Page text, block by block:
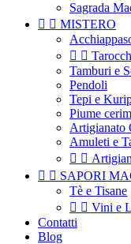
Sagrada
  MISTERO
 
Tamburi e
Pendoli
Tepi e
Piume
Artigianato
Amuleti e
 
  SAPORI
Tè e Tisane
  Vini e
Contatti
Blog